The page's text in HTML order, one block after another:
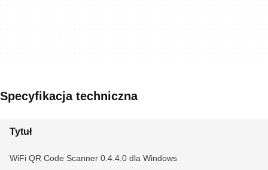
Specyfikacja techniczna
Tytuł
WiFi QR Code Scanner 0.4.4.0 dla Windows